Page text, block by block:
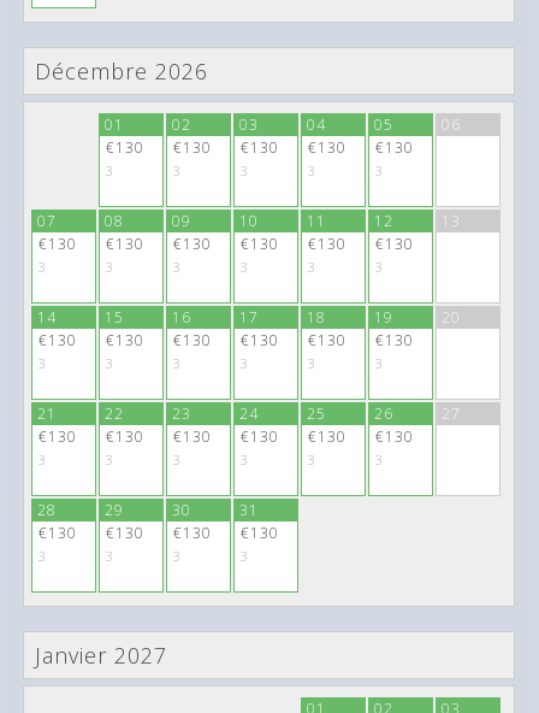
Décembre 2026
01
€130
3
02
€130
3
03
€130
3
04
€130
3
05
€130
3
06
07
€130
3
08
€130
3
09
€130
3
10
€130
3
11
€130
3
12
€130
3
13
14
€130
3
15
€130
3
16
€130
3
17
€130
3
18
€130
3
19
€130
3
20
21
€130
3
22
€130
3
23
€130
3
24
€130
3
25
€130
3
26
€130
3
27
28
€130
3
29
€130
3
30
€130
3
31
€130
3
Janvier 2027